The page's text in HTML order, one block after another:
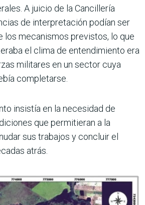
A juicio de la Cancillería
de interpretación podían ser
los mecanismos previstos, lo que
el clima de entendimiento era
militares en un sector cuya
completarse.
insistía en la necesidad de
que permitieran a la
sus trabajos y concluir el
atrás.